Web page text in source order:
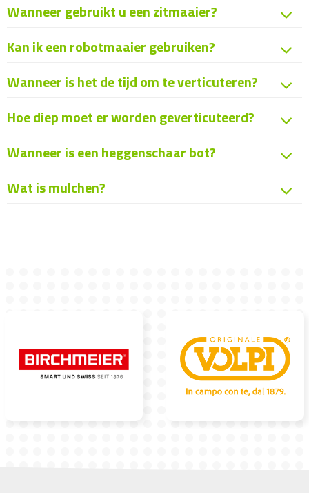
Wanneer gebruikt u een zitmaaier?
Kan ik een robotmaaier gebruiken?
Wanneer is het de tijd om te verticuteren?
Hoe diep moet er worden geverticuteerd?
Wanneer is een heggenschaar bot?
Wat is mulchen?